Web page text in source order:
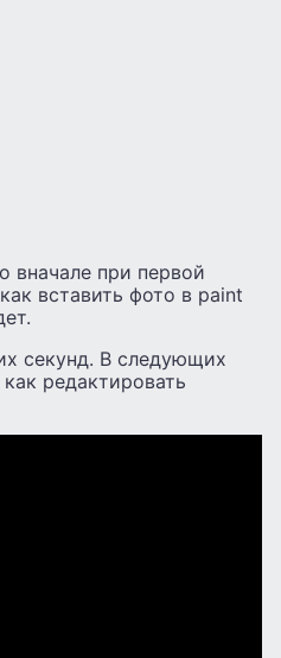
вначале при первой
вставить фото в paint
секунд. В следующих
редактировать